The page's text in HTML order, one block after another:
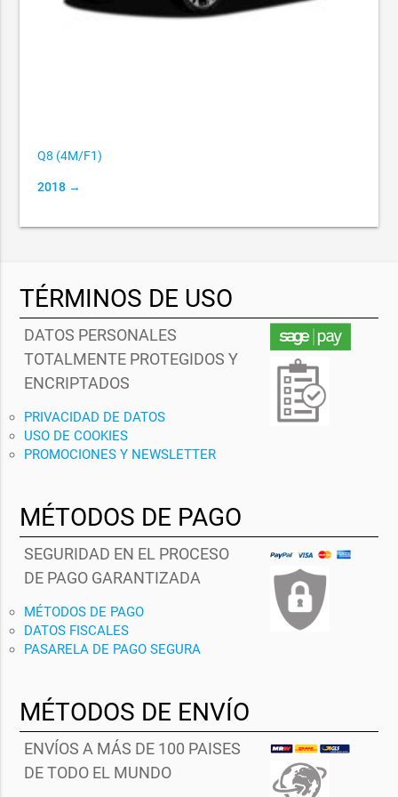
Q8 (4M/F1)
2018 →
TÉRMINOS DE USO
DATOS PERSONALES
TOTALMENTE PROTEGIDOS Y
ENCRIPTADOS
PRIVACIDAD DE DATOS
USO DE COOKIES
PROMOCIONES Y NEWSLETTER
MÉTODOS DE PAGO
SEGURIDAD EN EL PROCESO
DE PAGO GARANTIZADA
MÉTODOS DE PAGO
DATOS FISCALES
PASARELA DE PAGO SEGURA
MÉTODOS DE ENVÍO
ENVÍOS A MÁS DE 100 PAISES
DE TODO EL MUNDO